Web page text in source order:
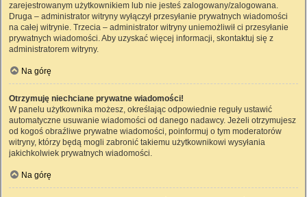
zarejestrowanym użytkownikiem lub nie jesteś zalogowany/zalogowana.
Druga – administrator witryny wyłączył przesyłanie prywatnych wiadomości
na całej witrynie. Trzecia – administrator witryny uniemożliwił ci przesyłanie
prywatnych wiadomości. Aby uzyskać więcej informacji, skontaktuj się z
administratorem witryny.
Na górę
Otrzymuję niechciane prywatne wiadomości!
W panelu użytkownika możesz, określając odpowiednie reguły ustawić
automatyczne usuwanie wiadomości od danego nadawcy. Jeżeli otrzymujesz
od kogoś obraźliwe prywatne wiadomości, poinformuj o tym moderatorów
witryny, którzy będą mogli zabronić takiemu użytkownikowi wysyłania
jakichkolwiek prywatnych wiadomości.
Na górę